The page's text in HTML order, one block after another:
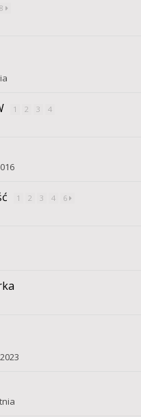
8
1 2 3 4
1 2 3 4 6